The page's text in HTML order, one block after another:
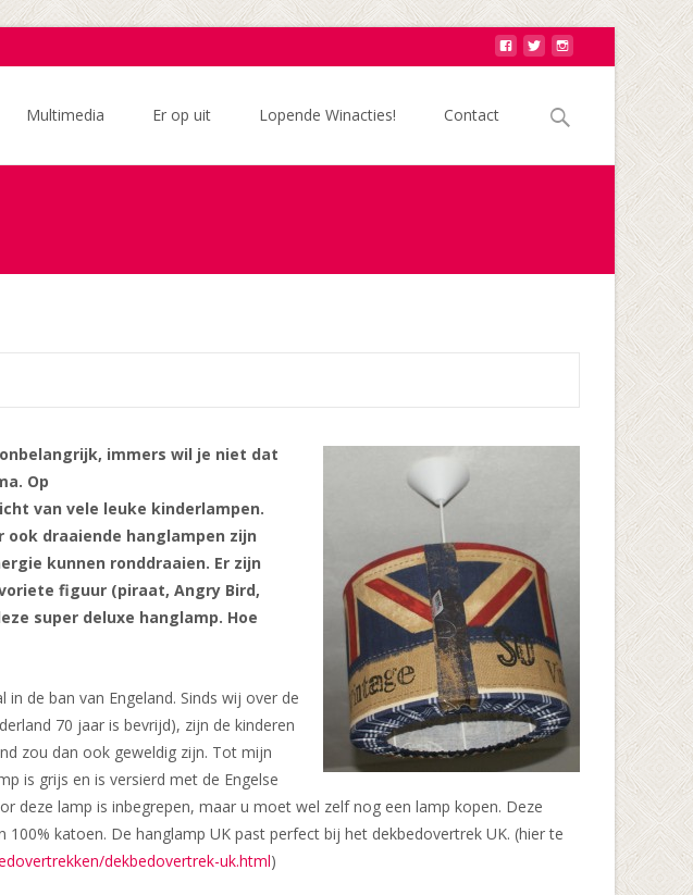
Multimedia Er op uit Lopende Winacties! Contact
Zoek
naar:
immers wil je niet dat
Op
van vele leuke kinderlampen.
draaiende hanglampen zijn
kunnen ronddraaien. Er zijn
figuur (piraat, Angry Bird,
super deluxe hanglamp. Hoe
de ban van Engeland. Sinds wij over de
70 jaar is bevrijd), zijn de kinderen
zou dan ook geweldig zijn. Tot mijn
is grijs en is versierd met de Engelse
deze lamp is inbegrepen, maar u moet wel zelf nog een lamp kopen. Deze
katoen. De hanglamp UK past perfect bij het dekbedovertrek UK. (hier te
dekbedovertrek-uk.html)